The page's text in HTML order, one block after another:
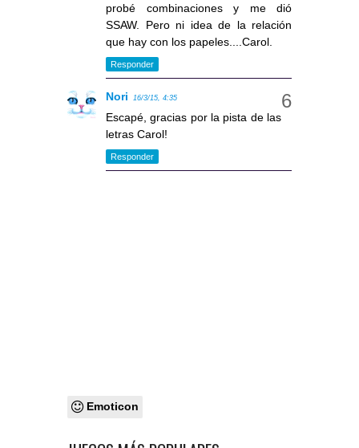
probé combinaciones y me dió
SSAW. Pero ni idea de la relación
que hay con los papeles....Carol.
Responder
Nori 16/3/15, 4:35
Escapé, gracias por la pista de las
letras Carol!
Responder
Emoticon